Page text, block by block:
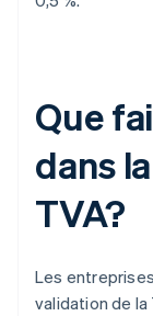
Que
dans
TVA?
Les
validation de